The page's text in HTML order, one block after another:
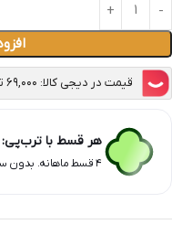
قیمت در دیجی کالا: ۶۹,۰۰۰ تومان
هر قسط با ترب‌پی:
۴ قسط ماهانه. بدون سود، چک و ضامن.